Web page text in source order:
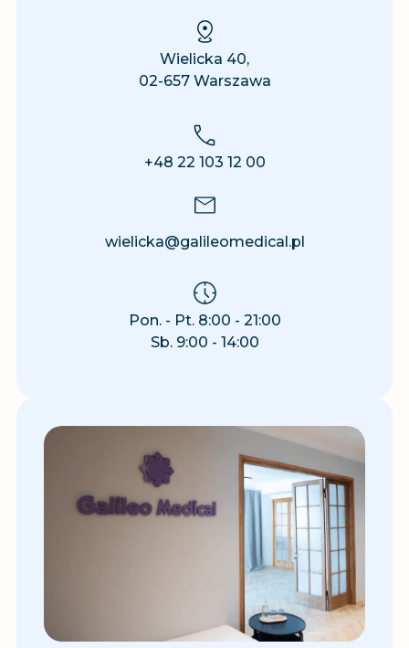
Wielicka 40,
02-657 Warszawa
+48 22 103 12 00
wielicka@galileomedical.pl
Pon. - Pt. 8:00 - 21:00
Sb. 9:00 - 14:00